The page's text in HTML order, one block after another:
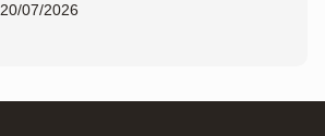
20/07/2026